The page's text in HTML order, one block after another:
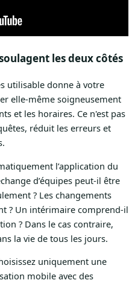
les deux côtés
utilisable donne à votre
elle-même soigneusement
et les horaires. Ce n'est pas
réduit les erreurs et
l’application du
d’équipes peut-il être
? Les changements
? Un intérimaire comprend-il
? Dans le cas contraire,
la vie de tous les jours.
uniquement une
mobile avec des